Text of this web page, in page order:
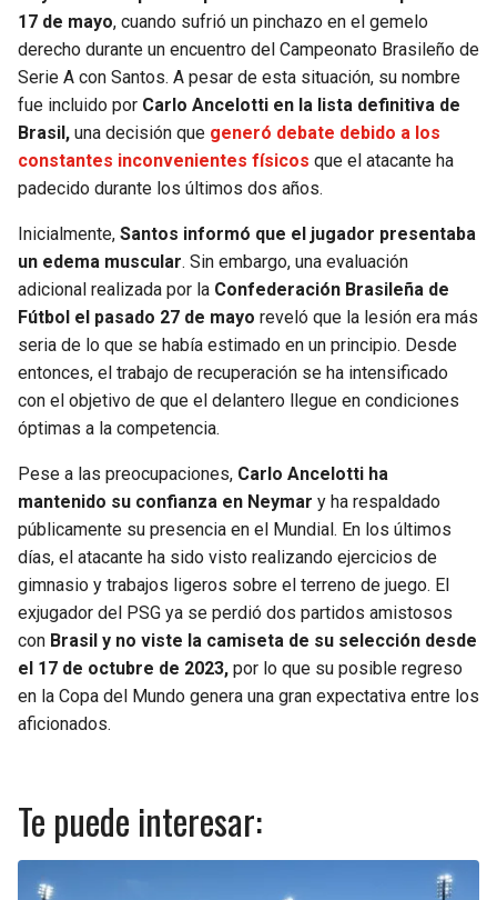
17 de mayo, cuando sufrió un pinchazo en el gemelo
derecho durante un encuentro del Campeonato Brasileño de
Serie A con Santos. A pesar de esta situación, su nombre
fue incluido por Carlo Ancelotti en la lista definitiva de
Brasil, una decisión que generó debate debido a los
constantes inconvenientes físicos que el atacante ha
padecido durante los últimos dos años.
Inicialmente, Santos informó que el jugador presentaba
un edema muscular. Sin embargo, una evaluación
adicional realizada por la Confederación Brasileña de
Fútbol el pasado 27 de mayo reveló que la lesión era más
seria de lo que se había estimado en un principio. Desde
entonces, el trabajo de recuperación se ha intensificado
con el objetivo de que el delantero llegue en condiciones
óptimas a la competencia.
Pese a las preocupaciones, Carlo Ancelotti ha
mantenido su confianza en Neymar y ha respaldado
públicamente su presencia en el Mundial. En los últimos
días, el atacante ha sido visto realizando ejercicios de
gimnasio y trabajos ligeros sobre el terreno de juego. El
exjugador del PSG ya se perdió dos partidos amistosos
con Brasil y no viste la camiseta de su selección desde
el 17 de octubre de 2023, por lo que su posible regreso
en la Copa del Mundo genera una gran expectativa entre los
aficionados.
Te puede interesar: